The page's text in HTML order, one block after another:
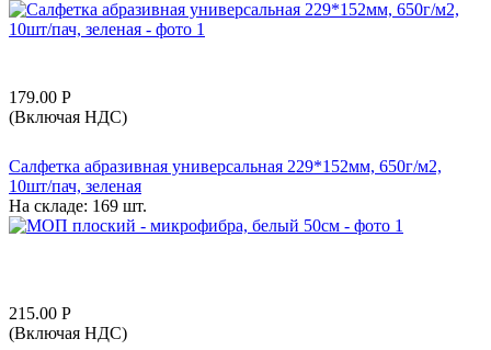
179.00 Р
(Включая НДС)
Салфетка абразивная универсальная 229*152мм, 650г/м2,
10шт/пач, зеленая
На складе: 169 шт.
215.00 Р
(Включая НДС)